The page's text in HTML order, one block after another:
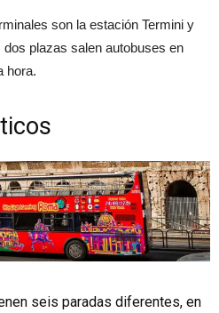
son la estación Termini y
plazas salen autobuses en
hora.
seis paradas diferentes, en